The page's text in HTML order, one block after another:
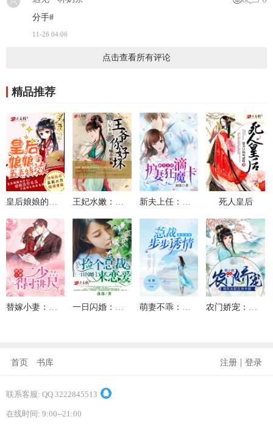
分手#
11-26 04:06
点击查看所有评论
精品推荐
死人皇后
替嫁小妻：二少，得寸进尺 一日闪婚：捡个总裁来恋爱 萌妻不乖：总裁步步诱情 农门娇宠：炮灰女配生存手册
首页 书库 注册 | 登录
联系客服: QQ 3222845513
在线时间: 9:00--21:00